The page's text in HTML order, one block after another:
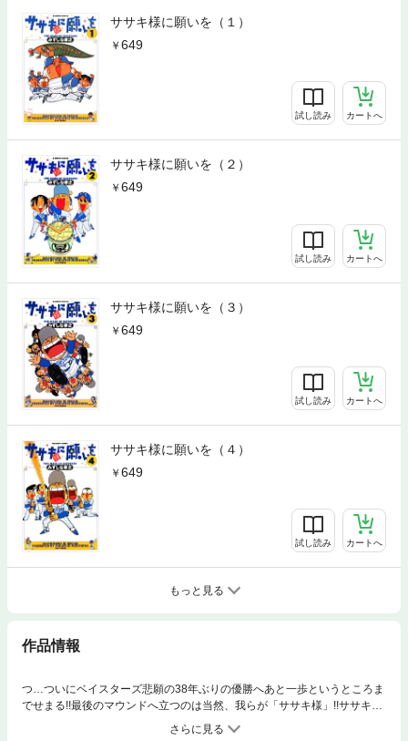
ササキ様に願いを（１）
649
試し読み カートへ
ササキ様に願いを（２）
649
試し読み カートへ
ササキ様に願いを（３）
649
試し読み カートへ
ササキ様に願いを（４）
649
試し読み カートへ
もっと見る
作品情報
つ…ついにベイスターズ悲願の38年ぶりの優勝へあと一歩というところま
でせまる!!最後のマウンドへ立つのは当然、我らが「ササキ様」!!ササキ様
が想いを込め放ったボールは…ますます目が離せない5巻必見です!!